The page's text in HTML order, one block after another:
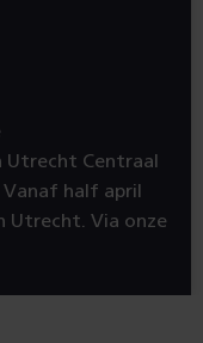
Centraal
Vanaf half april
Utrecht. Via onze